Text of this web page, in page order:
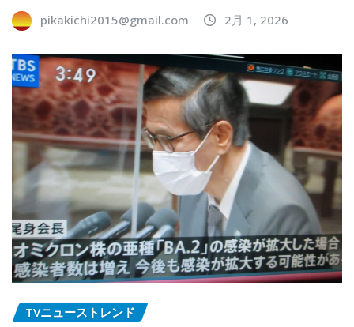
pikakichi2015@gmail.com 2月 1, 2026
TVニューストレンド